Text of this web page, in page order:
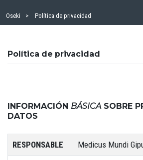
Oseki Política de privacidad
Política de privacidad
INFORMACIÓN BÁSICASOBRE
DATOS
RESPONSABLE Medicus Mundi